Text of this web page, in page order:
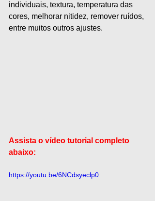
individuais, textura, temperatura das
cores, melhorar nitidez, remover ruídos,
entre muitos outros ajustes.
Assista o vídeo tutorial completo
abaixo:
https://youtu.be/6NCdsyeclp0